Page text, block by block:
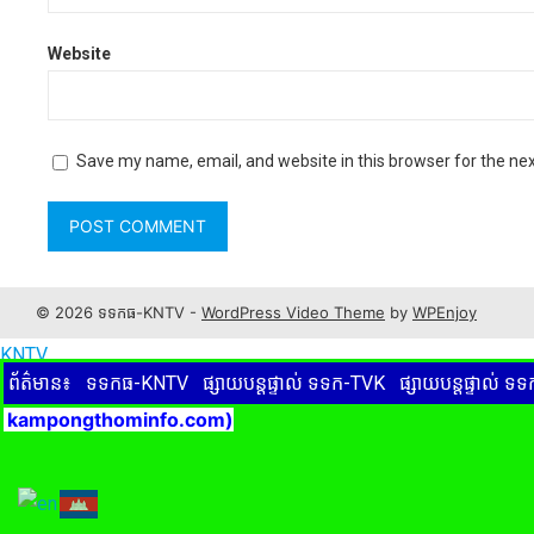
Website
Save my name, email, and website in this browser for the
© 2026 ទទកធ-KNTV - WordPress Video Theme by WPEnjoy
KNTV
ព័ត៌មាន៖
ទទកធ-KNTV ផ្សាយបន្តផ្ទាល់ ទទក-TVK ផ្សាយបន្តផ្ទាល់ ទ